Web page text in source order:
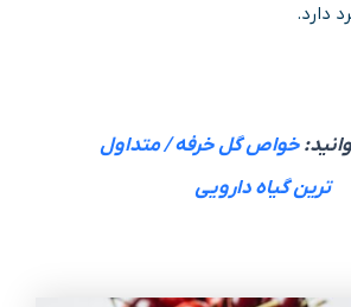
دارد.
خواص گل خرفه / متداول
ترین گیاه دارویی